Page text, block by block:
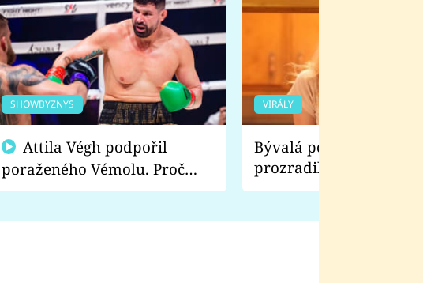
SHOWBYZNYS
poraženého Vémolu. Proč
chce raději zápasit s ním než
VIRÁLY
Bývalá pornoherečka
prozradila, co ji
natáčení Euforie.